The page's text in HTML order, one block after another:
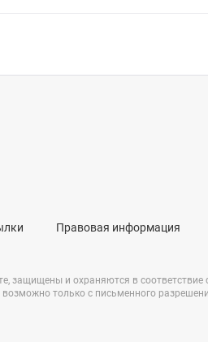
Правовая информация
защищены и охраняются в
только с письменного